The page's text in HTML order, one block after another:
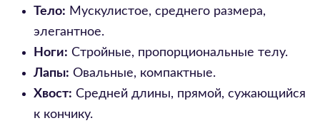
Тело: Мускулистое, среднего размера,
элегантное.
Ноги: Стройные, пропорциональные телу.
Лапы: Овальные, компактные.
Хвост: Средней длины, прямой, сужающийся
к кончику.